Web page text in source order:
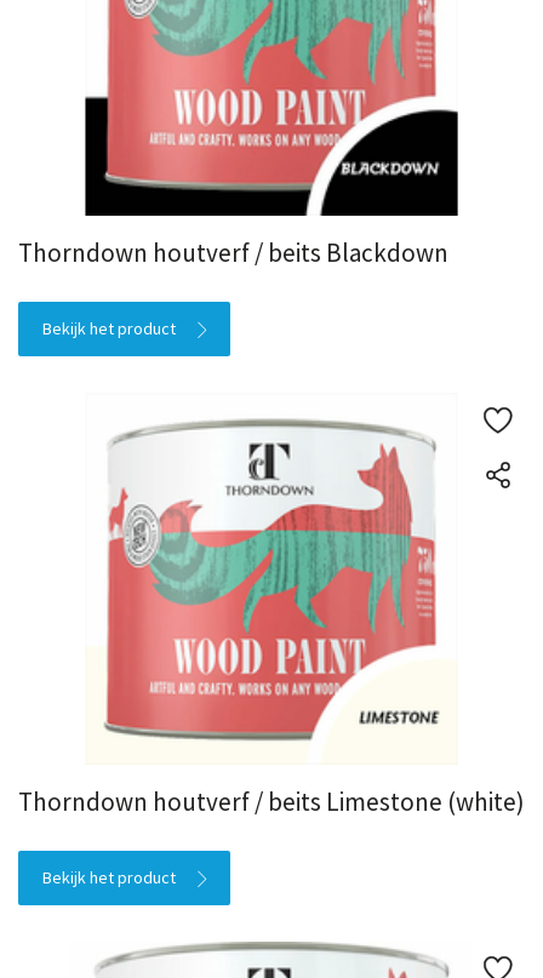
Thorndown houtverf / beits Blackdown
Bekijk het product
Thorndown houtverf / beits Limestone (white)
Bekijk het product